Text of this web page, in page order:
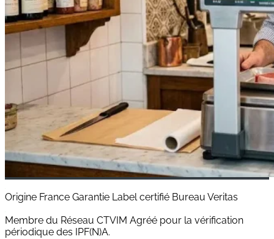
Origine France Garantie Label certifié Bureau Veritas
Membre du Réseau CTVIM Agréé pour la vérification
périodique des IPF(N)A.